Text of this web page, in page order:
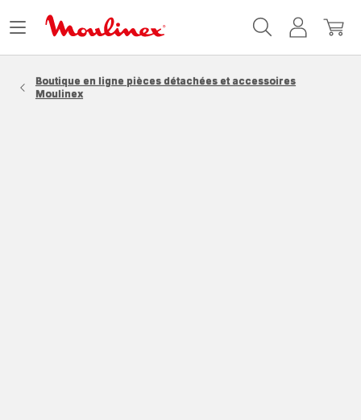
MonMon
Ouvrir
Boutique en ligne pièces détachées et accessoires
Moulinex